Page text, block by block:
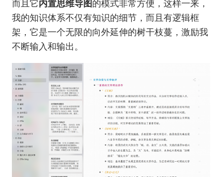
而且它内置思维导图的模式非常方便，这样一来，
我的知识体系不仅有知识的细节，而且有逻辑框
架，它是一个无限的向外延伸的树干枝蔓，激励我
不断输入和输出。